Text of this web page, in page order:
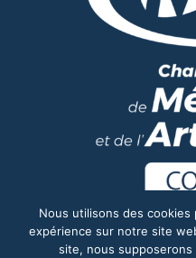
Nous utilisons des cookies
expérience sur notre site
site, nous